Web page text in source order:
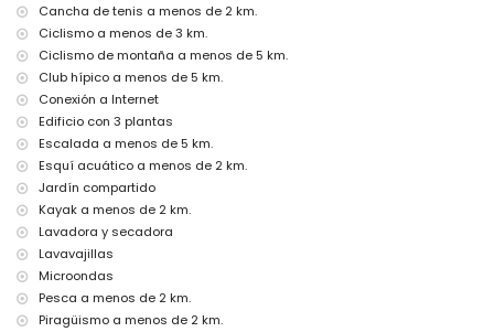
Instalaciones y servicios con cargo extra
servicio de aeropuerto
cama extra y cuna (a petición)
Actividades de entretenimiento y ocio para sus vacaciones en
Jávea, Costa Blanca
cine, discoteca, club nocturno, bar, paseo marítimo (El Arenal y Jávea)
(a menos de 5 kilómetros de la casa)
Visitas turísticas y cultura en Jávea, Costa Blanca
museo (Histórico de Jávea), iglesia (San Bartolomé, Pueblo, Jávea),
ruina (Pueblo de Jávea, Jávea), monumento (Pueblo de Jávea, Jávea),
edificio arquitectónico (Pueblo de Jávea, Jávea), lugar histórico
(Pueblo de Jávea y Jávea) (a menos de 5 kilómetros del alojamiento)
castillo (Castillo de Denia y Denia) (a menos de 25 kilómetros del
alojamiento)
Cancha de tenis a menos de 2 km.
Ciclismo a menos de 3 km.
Ciclismo de montaña a menos de 5 km.
Club hípico a menos de 5 km.
Conexión a Internet
Edificio con 3 plantas
Escalada a menos de 5 km.
Esquí acuático a menos de 2 km.
Jardín compartido
Kayak a menos de 2 km.
Lavadora y secadora
Lavavajillas
Microondas
Pesca a menos de 2 km.
Piragüismo a menos de 2 km.